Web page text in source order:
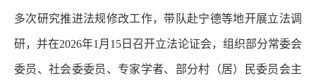
多次研究推进法规修改工作，带队赴宁德等地开展立法调
研，并在2026年1月15日召开立法论证会，组织部分常委会
委员、社会委委员、专家学者、部分村（居）民委员会主